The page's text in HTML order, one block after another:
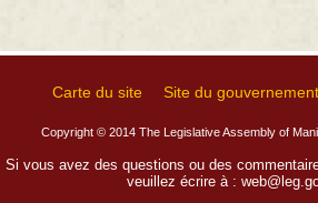
Carte du site Site du gouvernement
Copyright © 2014 The Legislative Assembly of
Si vous avez des questions ou des
veuillez écrire à :